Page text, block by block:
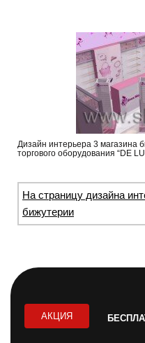
Дизайн интерьера 3 магазина
торгового оборудования “DE
На страницу дизайна
бижутерии
АКЦИЯ